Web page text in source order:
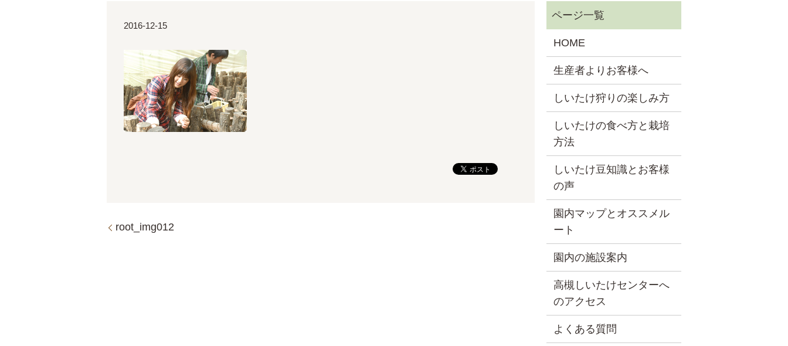
2016-12-15
root_img012
HOME
生産者よりお客様へ
しいたけ狩りの楽しみ方
しいたけの食べ方と栽培
方法
しいたけ豆知識とお客様
の声
園内マップとオススメル
ート
園内の施設案内
高槻しいたけセンターへ
のアクセス
よくある質問